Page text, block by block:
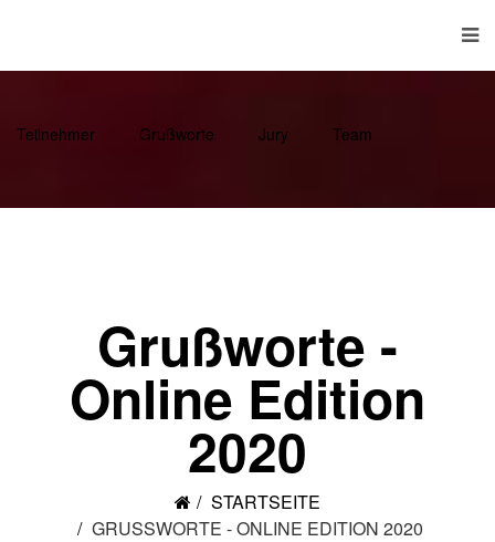
Teilnehmer Grußworte Jury Team
Grußworte -
Online Edition
2020
STARTSEITE
GRUSSWORTE - ONLINE EDITION 2020